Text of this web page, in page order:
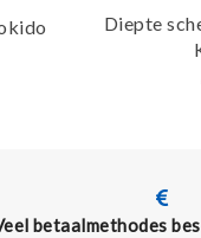
Diepte
betaalmethodes